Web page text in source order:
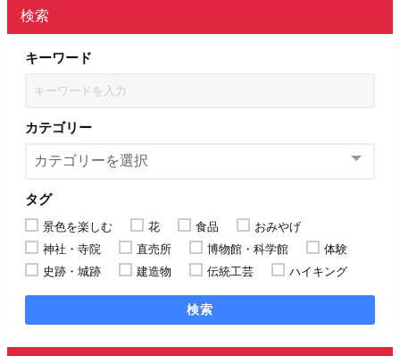
検索
キーワード
カテゴリー
タグ
景色を楽しむ 花 食品
おみやげ
神社・寺院
直売所 博物館・科学館
体験
史跡・城跡
建造物 伝統工芸 ハイキング
検索